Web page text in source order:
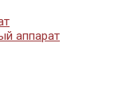
аппарат